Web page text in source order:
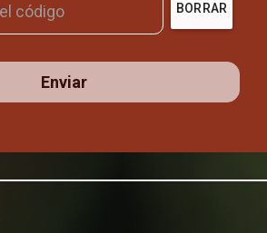
BORRAR
Enviar